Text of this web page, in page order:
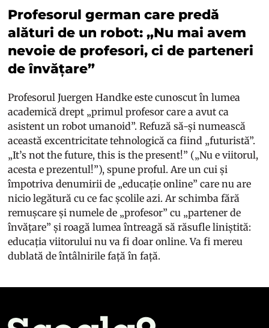
Profesorul german care predă
alături de un robot: „Nu mai avem
nevoie de profesori, ci de parteneri
de învățare”
Profesorul Juergen Handke este cunoscut în lumea
academică drept „primul profesor care a avut ca
asistent un robot umanoid”. Refuză să-și numească
această excentricitate tehnologică ca fiind „futuristă”.
„It’s not the future, this is the present!” („Nu e viitorul,
acesta e prezentul!”), spune proful. Are un cui și
împotriva denumirii de „educație online” care nu are
nicio legătură cu ce fac școlile azi. Ar schimba fără
remușcare și numele de „profesor” cu „partener de
învățare” și roagă lumea întreagă să răsufle liniștită:
educația viitorului nu va fi doar online. Va fi mereu
dublată de întâlnirile față în față.